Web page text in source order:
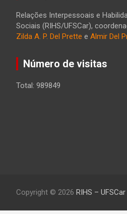
Relações Interpessoais e
Sociais (RIHS/UFSCar),
Zilda A. P. Del Prette e Almir Del
Número de visitas
Total: 989849
Copyright © 2026 RIHS – UFSCar